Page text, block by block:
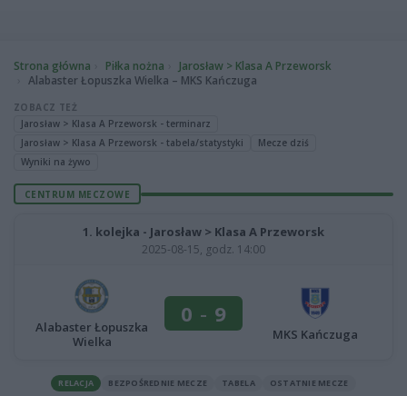
Strona główna Piłka nożna
Jarosław > Klasa A Przeworsk
Alabaster Łopuszka Wielka – MKS Kańczuga
ZOBACZ TEŻ
Jarosław > Klasa A Przeworsk - terminarz
Jarosław > Klasa A Przeworsk - tabela/statystyki
Mecze dziś
Wyniki na żywo
CENTRUM MECZOWE
1. kolejka - Jarosław > Klasa A Przeworsk
2025-08-15, godz. 14:00
Alabaster Łopuszka
Wielka
0 - 9
MKS Kańczuga
RELACJA BEZPOŚREDNIE MECZE TABELA OSTATNIE MECZE